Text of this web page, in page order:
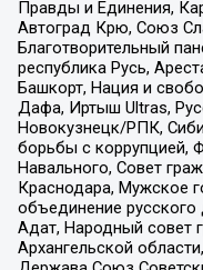
Правды и Единения,
Автоград Крю, Союз
Благотворительный
республика Русь,
Башкорт, Нация и
Дафа, Иртыш Ultras,
Новокузнецк/РПК,
борьбы с коррупцией,
Навального, Совет
Краснодара, Мужское
объединение
Адат, Народный совет
Архангельской